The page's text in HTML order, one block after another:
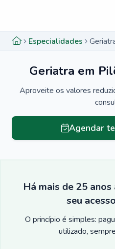
Especialidades
Geriatra em
Aproveite os valores
Agendar
Há mais de 25
seu
O princípio é simples:
utilizado,